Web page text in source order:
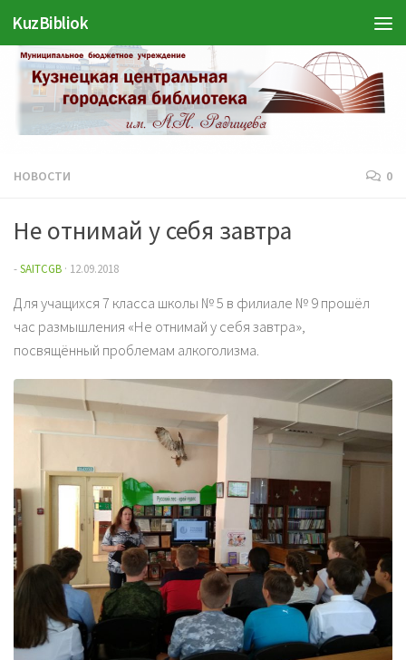
Перейти к содержимому
KuzBibliok
НОВОСТИ 0
Не отнимай у себя завтра
-SAITCGB · 12.09.2018
Для учащихся 7 класса школы № 5 в филиале № 9 прошёл
час размышления «Не отнимай у себя завтра»,
посвящённый проблемам алкоголизма.